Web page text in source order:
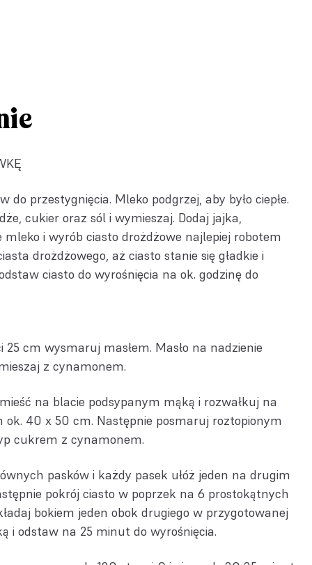
do przestygnięcia. Mleko podgrzej, aby było ciepłe.
cukier oraz sól i wymieszaj. Dodaj jajka,
mleko i wyrób ciasto drożdżowe najlepiej robotem
drożdżowego, aż ciasto stanie się gładkie i
ciasto do wyrośnięcia na ok. godzinę do
25 cm wysmaruj masłem. Masło na nadzienie
z cynamonem.
na blacie podsypanym mąką i rozwałkuj na
40 x 50 cm. Następnie posmaruj roztopionym
cukrem z cynamonem.
pasków i każdy pasek ułóż jeden na drugim
pokrój ciasto w poprzek na 6 prostokątnych
bokiem jeden obok drugiego w przygotowanej
i odstaw na 25 minut do wyrośnięcia.